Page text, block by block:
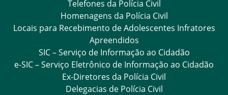
Telefones da Polícia Civil
Homenagens da Polícia Civil
Locais para Recebimento de Adolescentes Infratores
Apreendidos
SIC – Serviço de Informação ao Cidadão
e-SIC – Serviço Eletrônico de Informação ao Cidadão
Ex-Diretores da Polícia Civil
Delegacias de Polícia Civil